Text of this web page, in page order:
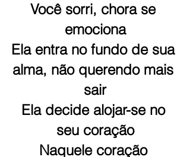
Você sorri, chora se
emociona
Ela entra no fundo de sua
alma, não querendo mais
sair
Ela decide alojar-se no
seu coração
Naquele coração